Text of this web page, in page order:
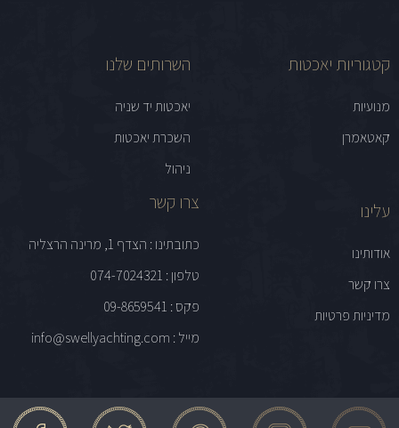
קטגוריות יאכטות
מנועיות
קאטאמרן
השרותים שלנו
יאכטות יד שניה
השכרת יאכטות
ניהול
עלינו
אודותינו
צרו קשר
מדיניות פרטיות
צרו קשר
כתובתינו : הצדף 1, מרינה הרצליה
טלפון : 074-7024321
פקס : 09-8659541
מייל : info@swellyachting.com